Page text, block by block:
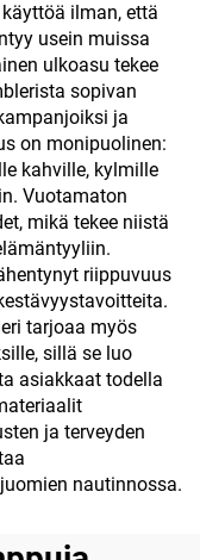
ilman, että
usein muissa
ulkoasu tekee
sopivan
ja
on monipuolinen:
kahville, kylmille
Vuotamaton
mikä tekee niistä
riippuvuus
tarjoaa myös
sillä se luo
asiakkaat todella
ja terveyden
nautinnossa.